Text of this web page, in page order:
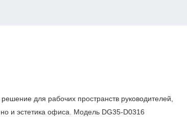
для рабочих пространств руководителей,
и эстетика офиса. Модель DG35-D0316